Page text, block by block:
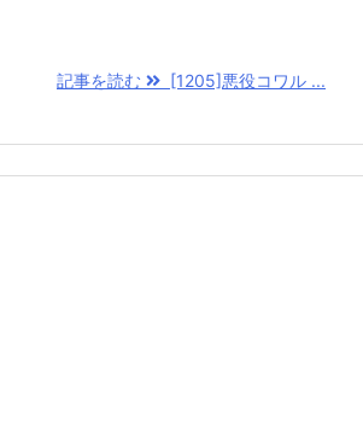
記事を読む [1205]悪役コワル ...